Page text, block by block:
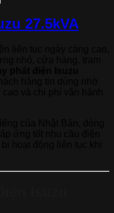
27.5kVA